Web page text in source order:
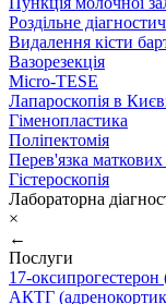
Роздільне
Видалення кісти
Вазорезекція
Micro-TESE
Лапароскопія в
Гіменопластика
Поліпектомія
Перев'язка маткових
Гістероскопія
Лабораторна
×
←
Послуги
17-
АКТГ